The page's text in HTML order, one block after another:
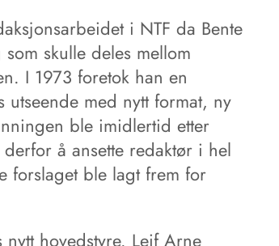
i NTF da Bente
skulle deles mellom
I 1973 foretok han en
med nytt format, ny
ble imidlertid etter
å ansette redaktør i hel
forslaget ble lagt frem for
nytt hovedstyre. Leif Arne